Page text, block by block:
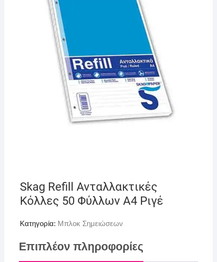
Skag Refill Ανταλλακτικές
Κόλλες 50 Φύλλων A4 Ριγέ
Κατηγορία: Μπλοκ Σημειώσεων
Επιπλέον πληροφορίες